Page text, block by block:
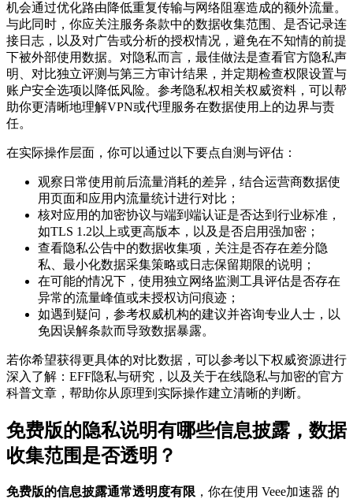
机会通过优化路由降低重复传输与网络阻塞造成的额外流量。
与此同时，你应关注服务条款中的数据收集范围、是否记录连
接日志，以及对广告或分析的授权情况，避免在不知情的前提
下被外部使用数据。对隐私而言，最佳做法是查看官方隐私声
明、对比独立评测与第三方审计结果，并定期检查权限设置与
账户安全选项以降低风险。参考隐私权相关权威资料，可以帮
助你更清晰地理解VPN或代理服务在数据使用上的边界与责
任。
在实际操作层面，你可以通过以下要点自测与评估：
观察日常使用前后流量消耗的差异，结合运营商数据使
用页面和应用内流量统计进行对比；
核对应用的加密协议与端到端认证是否达到行业标准，
如TLS 1.2以上或更高版本，以及是否启用强加密；
查看隐私公告中的数据收集项，关注是否存在差分隐
私、最小化数据采集策略或日志保留期限的说明；
在可能的情况下，使用独立网络监测工具评估是否存在
异常的流量峰值或未授权访问痕迹；
如遇到疑问，参考权威机构的建议并咨询专业人士，以
免因误解条款而导致数据暴露。
若你希望获得更具体的对比数据，可以参考以下权威资源进行
深入了解：EFF隐私与研究，以及关于在线隐私与加密的官方
科普文章，帮助你从原理到实际操作建立清晰的判断。
免费版的隐私说明有哪些信息披露，数据
收集范围是否透明？
免费版的信息披露通常透明度有限 ，你在使用 Veee加速器 的